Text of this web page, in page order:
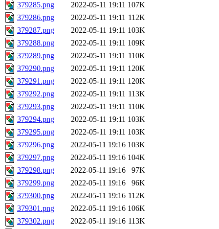
379285.png
2022-05-11 19:11 107K
379286.png
2022-05-11 19:11 112K
379287.png
2022-05-11 19:11 103K
379288.png
2022-05-11 19:11 109K
379289.png
2022-05-11 19:11 110K
379290.png
2022-05-11 19:11 120K
379291.png
2022-05-11 19:11 120K
379292.png
2022-05-11 19:11 113K
379293.png
2022-05-11 19:11 110K
379294.png
2022-05-11 19:11 103K
379295.png
2022-05-11 19:11 103K
379296.png
2022-05-11 19:16 103K
379297.png
2022-05-11 19:16 104K
379298.png
2022-05-11 19:16
97K
379299.png
2022-05-11 19:16
96K
379300.png
2022-05-11 19:16 112K
379301.png
2022-05-11 19:16 106K
379302.png
2022-05-11 19:16 113K